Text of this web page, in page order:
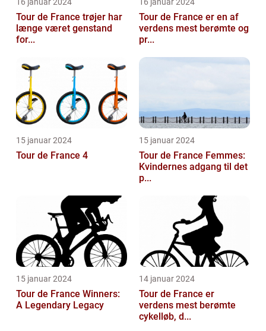
Tour de France trøjer har
længe været genstand
for...
Tour de France er en af
verdens mest berømte og
pr...
15 januar 2024
Tour de France 4
15 januar 2024
Tour de France Femmes:
Kvindernes adgang til det
p...
15 januar 2024
Tour de France Winners:
A Legendary Legacy
14 januar 2024
Tour de France er
verdens mest berømte
cykelløb, d...